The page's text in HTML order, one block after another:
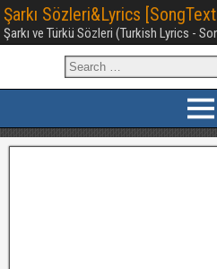
Şarkı Sözleri&Lyrics
Şarkı ve Türkü Sözleri (Turkish Lyrics -